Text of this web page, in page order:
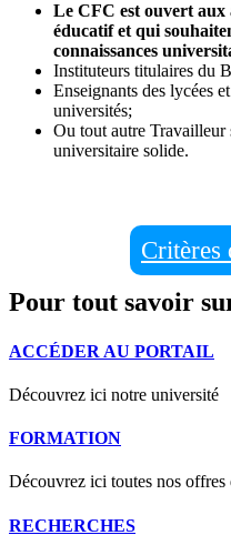
Le CFC est ouvert aux
éducatif et qui
connaissances
Instituteurs titulaires du
Enseignants des lycées
universités;
Ou tout autre
universitaire solide.
Critères
Pour tout savoir
ACCÉDER AU PORTAIL
Découvrez ici notre université
FORMATION
Découvrez ici toutes nos
RECHERCHES